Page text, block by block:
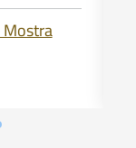
Mostra